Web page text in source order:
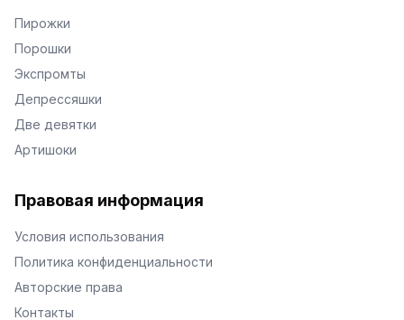
Пирожки
Порошки
Экспромты
Депрессяшки
Две девятки
Артишоки
Правовая информация
Условия использования
Политика конфиденциальности
Авторские права
Контакты